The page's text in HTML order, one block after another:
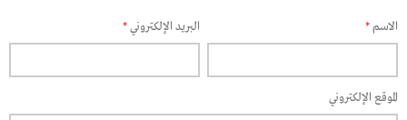
الاسم* البريد الإلكتروني*
الموقع الإلكتروني